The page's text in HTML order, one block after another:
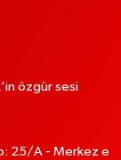
özgür sesi
25/A - Merkez e